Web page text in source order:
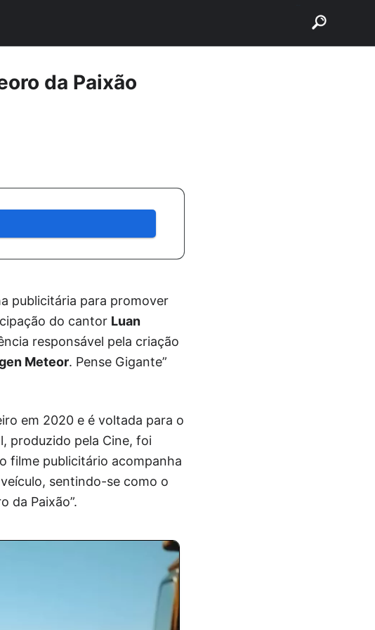
da Paixão
publicitária para promover
do cantor Luan
responsável pela criação
Meteor. Pense Gigante”
em 2020 e é voltada para o
produzido pela Cine, foi
filme publicitário acompanha
sentindo-se como o
da Paixão”.